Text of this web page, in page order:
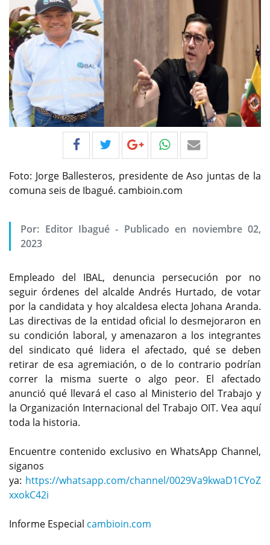
Foto: Jorge Ballesteros, presidente de Aso juntas de la
comuna seis de Ibagué. cambioin.com
Por: Editor Ibagué - Publicado en noviembre 02,
2023
Empleado del IBAL, denuncia persecución por no
seguir órdenes del alcalde Andrés Hurtado, de votar
por la candidata y hoy alcaldesa electa Johana Aranda.
Las directivas de la entidad oficial lo desmejoraron en
su condición laboral, y amenazaron a los integrantes
del sindicato qué lidera el afectado, qué se deben
retirar de esa agremiación, o de lo contrario podrían
correr la misma suerte o algo peor. El afectado
anunció qué llevará el caso al Ministerio del Trabajo y
la Organización Internacional del Trabajo OIT. Vea aquí
toda la historia.
Encuentre contenido exclusivo en WhatsApp Channel,
siganos
ya: https://whatsapp.com/channel/0029Va9kwaD1CYoZ
xxokC42i
Informe Especial cambioin.com